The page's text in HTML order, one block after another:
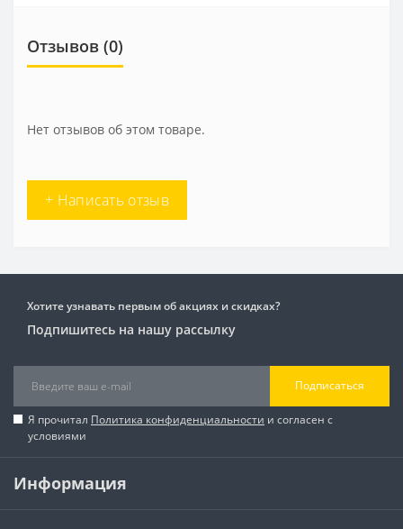
Отзывов (0)
Нет отзывов об этом товаре.
+ Написать отзыв
Хотите узнавать первым об акциях и скидках?
Подпишитесь на нашу рассылку
Подписаться
Я прочитал Политика конфиденциальности и согласен с
условиями
Информация